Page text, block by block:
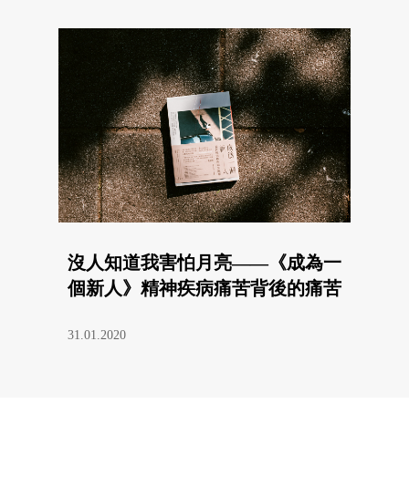
沒人知道我害怕月亮——《成為一
個新人》精神疾病痛苦背後的痛苦
31.01.2020